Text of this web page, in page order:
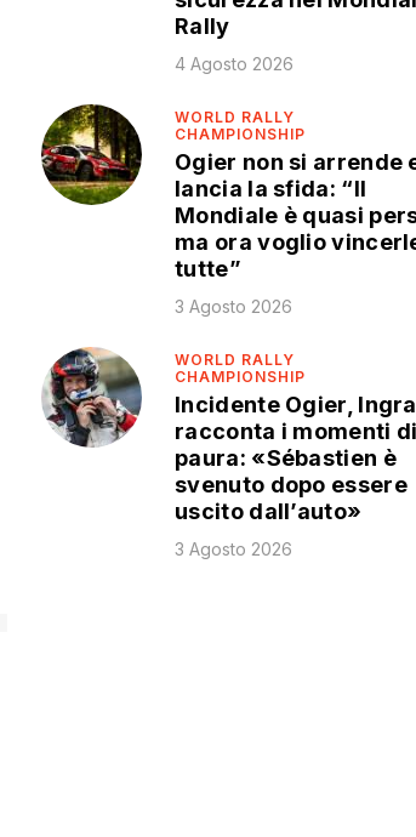
Rally
4 Agosto 2026
WORLD RALLY
CHAMPIONSHIP
Ogier non si arrende
lancia la sfida: “Il
Mondiale è quasi
ma ora voglio
tutte”
3 Agosto 2026
WORLD RALLY
CHAMPIONSHIP
Incidente Ogier,
racconta i momenti di
paura: «Sébastien è
svenuto dopo essere
uscito dall’auto»
3 Agosto 2026